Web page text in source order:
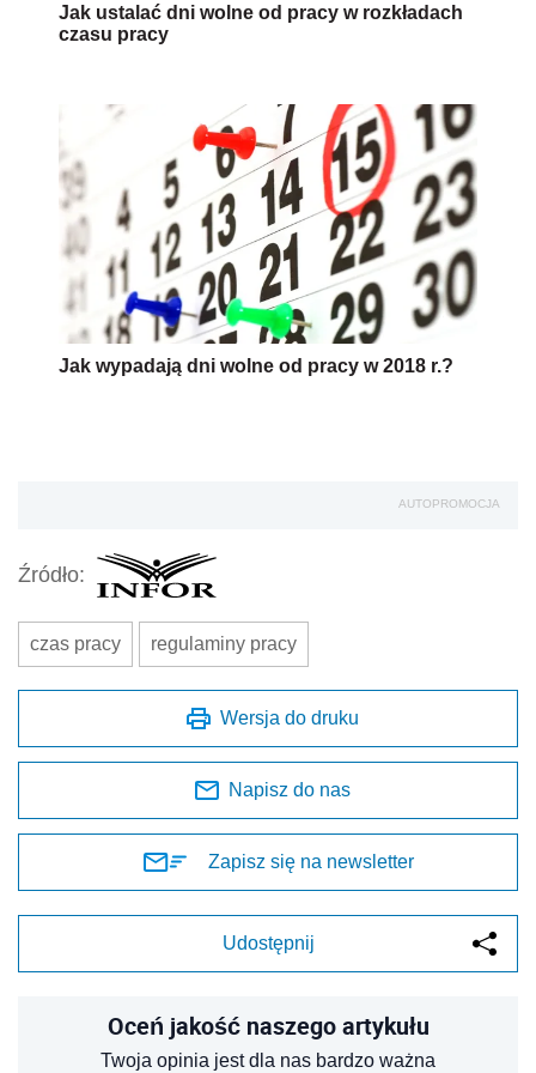
Jak ustalać dni wolne od pracy w rozkładach
czasu pracy
Jak wypadają dni wolne od pracy w 2018 r.?
AUTOPROMOCJA
Źródło:
czas pracy regulaminy pracy
Wersja do druku
Napisz do nas
Zapisz się na newsletter
Udostępnij
Oceń jakość naszego artykułu
Twoja opinia jest dla nas bardzo ważna